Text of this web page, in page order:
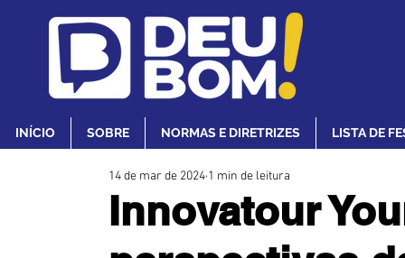
INÍCIO SOBRE NORMAS E DIRETRIZES LISTA DE
Innovatour
14 de mar de 2024 1 min de leitura